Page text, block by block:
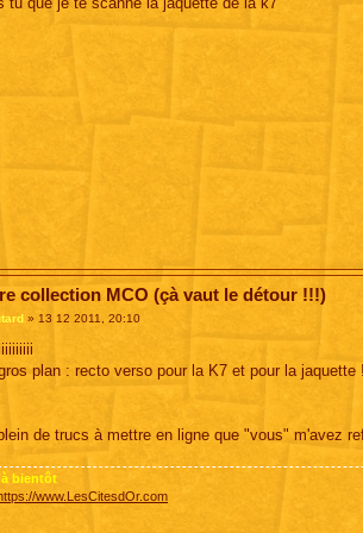
collection MCO (çà vaut le détour !!!)
» 13 12 2011, 20:10
plan : recto verso pour la K7 et pour la jaquette
de trucs à mettre en ligne que "vous" m'avez
bientôt
www.LesCitesdOr.com